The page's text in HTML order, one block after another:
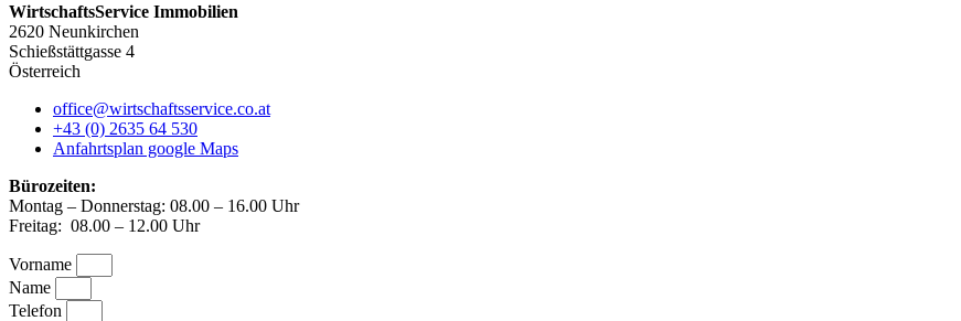
WirtschaftsService Immobilien
2620 Neunkirchen
Schießstättgasse 4
Österreich
office@wirtschaftsservice.co.at
+43 (0) 2635 64 530
Anfahrtsplan google Maps
Bürozeiten:
Montag – Donnerstag: 08.00 – 16.00 Uhr
Freitag: 08.00 – 12.00 Uhr
Vorname
Name
Telefon